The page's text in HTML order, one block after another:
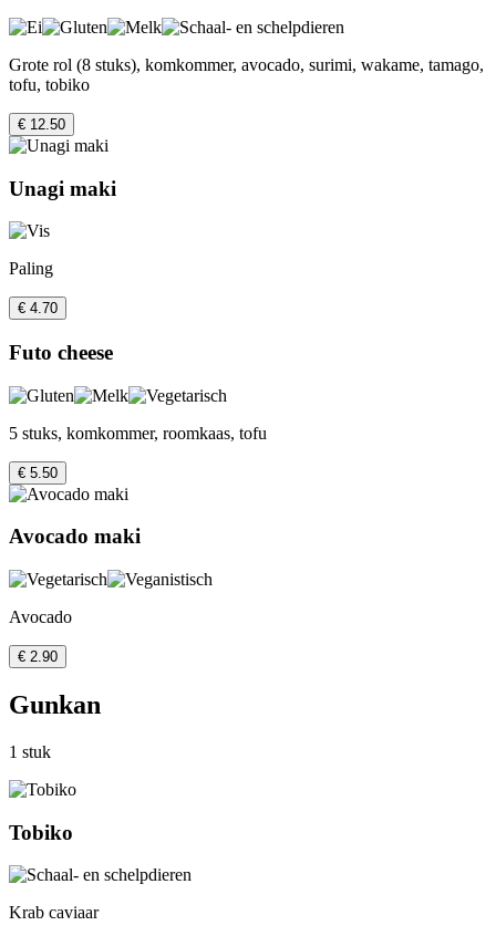
Grote rol (8 stuks), komkommer, avocado, surimi, wakame, tamago,
tofu, tobiko
€ 12.50
Unagi maki
Paling
€ 4.70
Futo cheese
5 stuks, komkommer, roomkaas, tofu
€ 5.50
Avocado maki
Avocado
€ 2.90
Gunkan
1 stuk
Tobiko
Krab caviaar